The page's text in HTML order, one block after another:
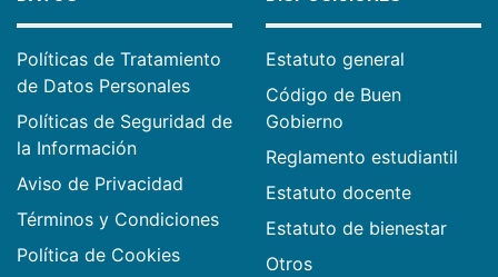
Políticas de Tratamiento
de Datos Personales
Políticas de Seguridad de
la Información
Aviso de Privacidad
Términos y Condiciones
Política de Cookies
Estatuto general
Código de Buen
Gobierno
Reglamento estudiantil
Estatuto docente
Estatuto de bienestar
Otros